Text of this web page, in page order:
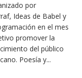
por
Ideas de Babel y
en el mes
promover la
del público
Poesía y...